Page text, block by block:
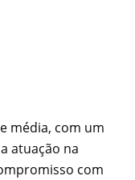
média, com um
atuação na
com